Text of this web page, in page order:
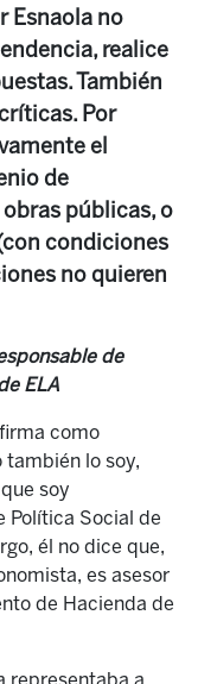
Esnaola no
realice
También
Por
el
de
públicas, o
condiciones
no quieren
de
ELA
como
también lo soy,
soy
Política Social de
él no dice que,
es asesor
de Hacienda de